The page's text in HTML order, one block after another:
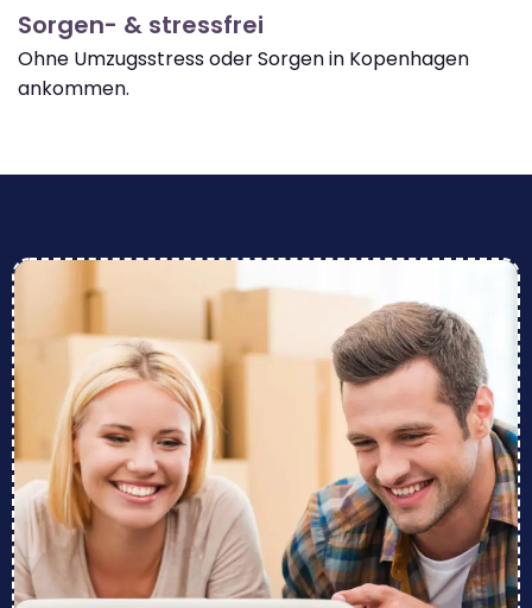
Sorgen- & stressfrei
Ohne Umzugsstress oder Sorgen in Kopenhagen
ankommen.